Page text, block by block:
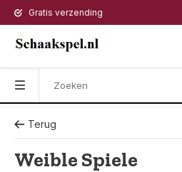
Gratis verzending
Terug
Weible Spiele